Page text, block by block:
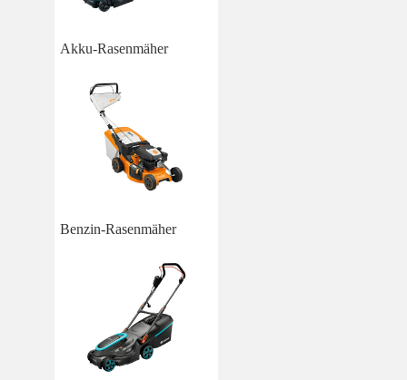
Akku-Rasenmäher
Benzin-Rasenmäher